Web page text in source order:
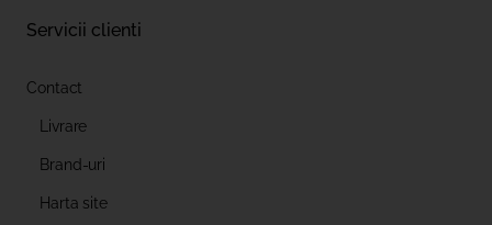
Servicii clienti
Contact
Livrare
Brand-uri
Harta site